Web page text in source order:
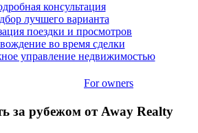
консультация
лучшего варианта
поездки и просмотров
во время сделки
управление недвижимостью
For owners
за рубежом от Away Realty